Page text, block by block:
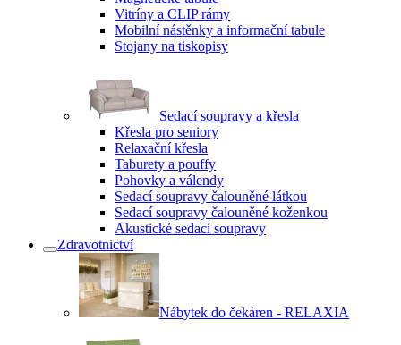
Vitríny a CLIP rámy
Mobilní nástěnky a informační tabule
Stojany na tiskopisy
Sedací soupravy a křesla
Křesla pro seniory
Relaxační křesla
Taburety a pouffy
Pohovky a válendy
Sedací soupravy čalouněné látkou
Sedací soupravy čalouněné koženkou
Akustické sedací soupravy
Zdravotnictví
Nábytek do čekáren - RELAXIA